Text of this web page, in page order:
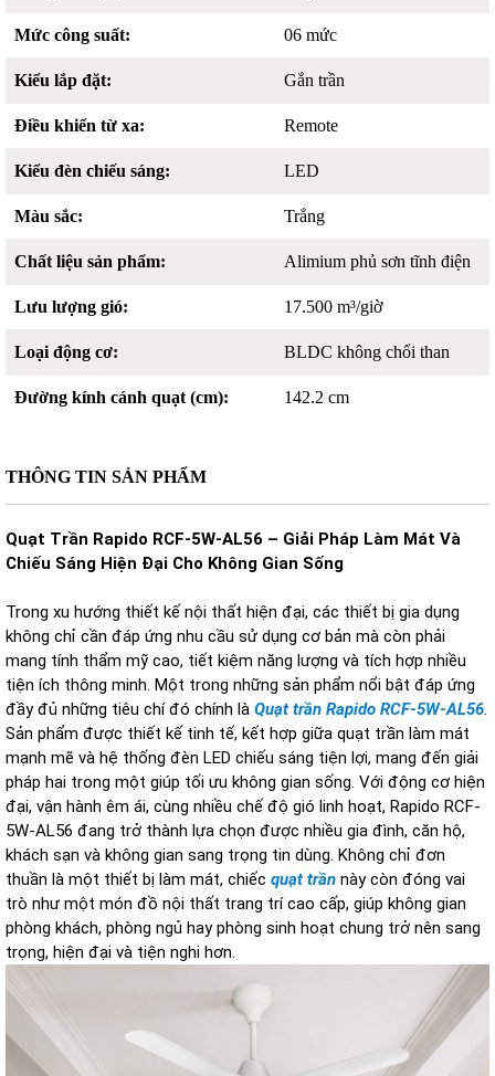
THÔNG TIN SẢN PHẨM
Quạt Trần Rapido RCF-5W-AL56 – Giải Pháp Làm Mát Và
Chiếu Sáng Hiện Đại Cho Không Gian Sống
Trong xu hướng thiết kế nội thất hiện đại, các thiết bị gia dụng
không chỉ cần đáp ứng nhu cầu sử dụng cơ bản mà còn phải
mang tính thẩm mỹ cao, tiết kiệm năng lượng và tích hợp nhiều
tiện ích thông minh. Một trong những sản phẩm nổi bật đáp ứng
đầy đủ những tiêu chí đó chính là Quạt trần Rapido RCF-5W-AL56.
Sản phẩm được thiết kế tinh tế, kết hợp giữa quạt trần làm mát
mạnh mẽ và hệ thống đèn LED chiếu sáng tiện lợi, mang đến giải
pháp hai trong một giúp tối ưu không gian sống. Với động cơ hiện
đại, vận hành êm ái, cùng nhiều chế độ gió linh hoạt, Rapido RCF-
5W-AL56 đang trở thành lựa chọn được nhiều gia đình, căn hộ,
khách sạn và không gian sang trọng tin dùng. Không chỉ đơn
thuần là một thiết bị làm mát, chiếc quạt trần này còn đóng vai
trò như một món đồ nội thất trang trí cao cấp, giúp không gian
phòng khách, phòng ngủ hay phòng sinh hoạt chung trở nên sang
trọng, hiện đại và tiện nghi hơn.
Mức công suất: 06 mức
Kiểu lắp đặt: Gắn trần
Điều khiển từ xa: Remote
Kiểu đèn chiếu sáng: LED
Màu sắc: Trắng
Chất liệu sản phẩm: Alimium phủ sơn tĩnh điện
Lưu lượng gió: 17.500 m³/giờ
Loại động cơ: BLDC không chổi than
Đường kính cánh quạt (cm): 142.2 cm